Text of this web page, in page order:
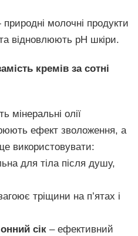
молочні продукти
відновлюють pH шкіри.
кремів за сотні
мінеральні олії
ефект зволоження, а
використовувати:
для тіла після душу,
тріщини на п’ятах і
сік – ефективний